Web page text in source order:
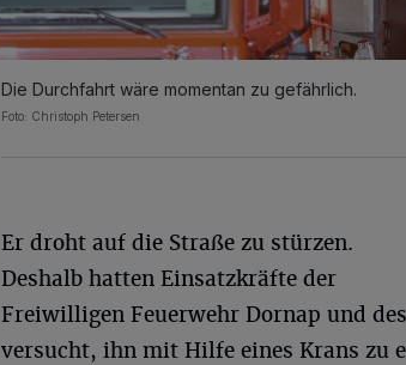
Die Durchfahrt wäre momentan zu gefährlich.
Foto: Christoph Petersen
Er droht auf die Straße zu stürzen.
Deshalb hatten Einsatzkräfte der
Freiwilligen Feuerwehr Dornap und
versucht, ihn mit Hilfe eines Krans zu